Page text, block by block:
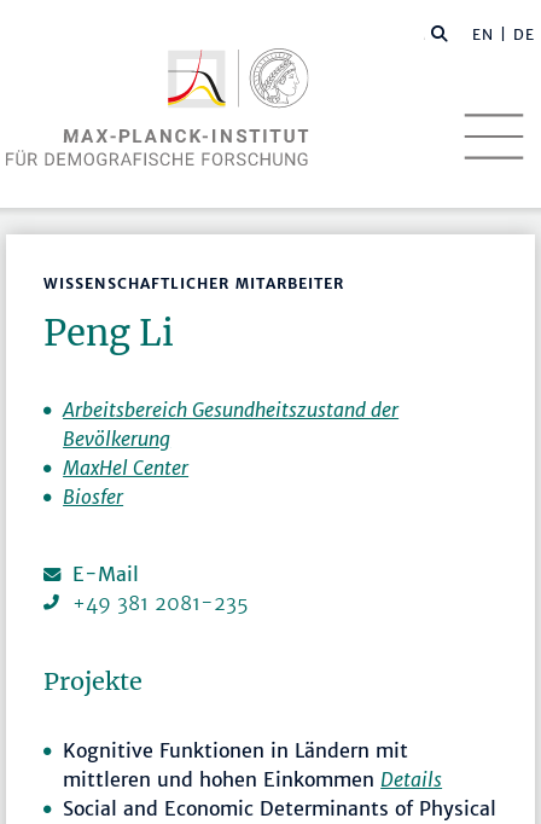
EN | DE
WISSENSCHAFTLICHER MITARBEITER
Peng Li
Arbeitsbereich Gesundheitszustand der
Bevölkerung
MaxHel Center
Biosfer
E-Mail
+49 381 2081-235
Projekte
Kognitive Funktionen in Ländern mit
mittleren und hohen Einkommen Details
Social and Economic Determinants of Physical